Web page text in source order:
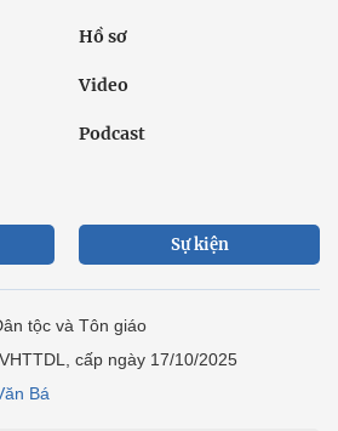
Hồ sơ
Video
Podcast
Sự kiện
tộc và Tôn giáo
cấp ngày 17/10/2025
Bá